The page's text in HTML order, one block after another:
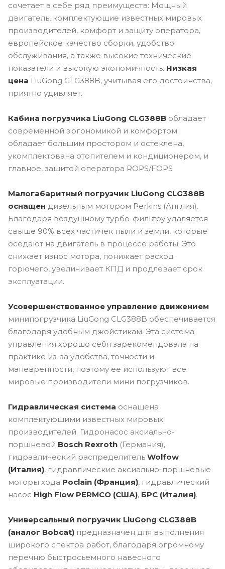
сочетает в себе ряд преимуществ: Мощный
двигатель, комплектующие известных мировых
производителей, комфорт и защиту оператора,
европейское качество сборки, удобство
обслуживания, а также высокие технические
показатели и высокую экономичность. Низкая
цена LiuGong CLG388B, учитывая его достоинства,
приятно удивляет.
Кабина погрузчика LiuGong CLG388B обладает
современной эргономикой и комфортом:
обладает большим простором и остеклена,
укомплектована отопителем и кондиционером, и
главное, защитой оператора ROPS/FOPS
Малогабаритный погрузчик LiuGong CLG388B
оснащен дизельным мотором Perkins (Англия).
Благодаря воздушному турбо-фильтру удаляется
свыше 90% всех частичек пыли и земли, которые
оседают на двигатель в процессе работы. Это
снижает износ мотора, понижает расход
горючего, увеличивает КПД и продлевает срок
эксплуатации.
Усовершенствованное управление движением
минипогрузчика LiuGong CLG388B обеспечивается
благодаря удобным джойстикам. Эта система
управления хорошо себя зарекомендовала на
практике из-за удобства, точности и
маневренности, поэтому ее используют все
мировые производители мини погрузчиков.
Гидравлическая система оснащена
комплектующими известных мировых
производителей. Гидронасос аксиально-
поршневой Bosch Rexroth (Германия),
гидравлический распределитель Wolfow
(Италия), гидравлические аксиально-поршневые
моторы хода Poclain (Франция), гидравлический
насос High Flow PERMCO (США), БРС (Италия).
Универсальный погрузчик LiuGong CLG388B
(аналог Bobcat) предназначен для выполнения
широкого спектра работ, благодаря огромному
перечню быстросьемного навесного